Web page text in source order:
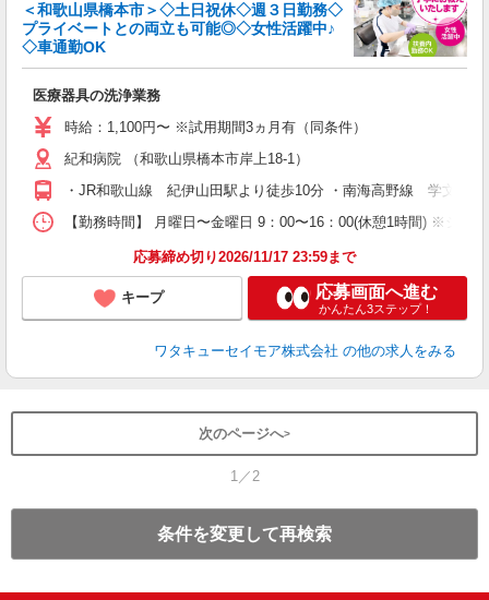
＜和歌山県橋本市＞◇土日祝休◇週３日勤務◇
プライベートとの両立も可能◎◇女性活躍中♪
◇車通勤OK
医療器具の洗浄業務
時給：1,100円〜 ※試用期間3ヵ月有（同条件）
紀和病院 （和歌山県橋本市岸上18-1）
・JR和歌山線 紀伊山田駅より徒歩10分 ・南海高野線 学文路駅
【勤務時間】 月曜日〜金曜日 9：00〜16：00(休憩1時間) ※シフ
応募締め切り2026/11/17 23:59まで
キープ 応募画面へ進む
かんたん3ステップ！
ワタキューセイモア株式会社 の他の求人をみる
次のページへ
1／2
条件を変更して再検索